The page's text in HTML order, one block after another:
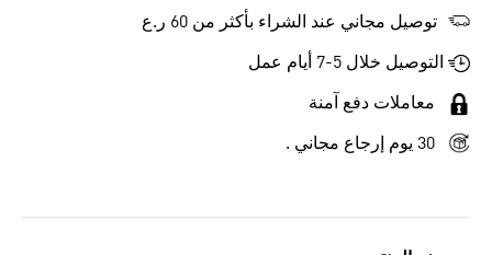
توصيل مجاني عند الشراء بأكثر من 60 ر.ع
التوصيل خلال 5-7 أيام عمل
معاملات دفع آمنة